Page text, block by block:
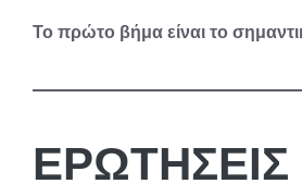
Το πρώτο βήμα είναι το
ΕΡΩΤΗΣΕΙΣ